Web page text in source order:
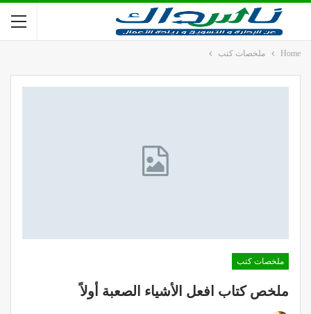
Home ملخصات كتب
ملخصات كتب
ملخص كتاب افعل الأشياء الصعبة أولاً